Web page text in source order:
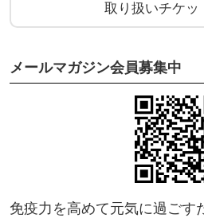
の、自然栽培落花生＆ピーナ
はん。
多彩な味覚と食感が弾ける幸
今回のふみごはんは、ピーナ
で、夏の縁日風に。
〇担当：ふみごはん 古田芙
取り扱いチケッ
メールマガジン会員募集中
免疫力を高めて元気に過ごす